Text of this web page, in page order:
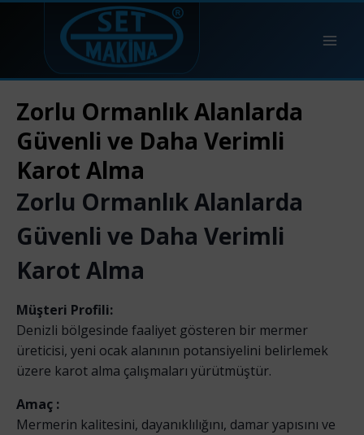
Zorlu Ormanlık Alanlarda
Güvenli ve Daha Verimli
Karot Alma
Zorlu Ormanlık Alanlarda
Güvenli ve Daha Verimli
Karot Alma
Müşteri Profili:
Denizli bölgesinde faaliyet gösteren bir mermer
üreticisi, yeni ocak alanının potansiyelini belirlemek
üzere karot alma çalışmaları yürütmüştür.
Amaç :
Mermerin kalitesini, dayanıklılığını, damar yapısını ve